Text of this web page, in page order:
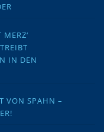
IN DEN
VON SPAHN –